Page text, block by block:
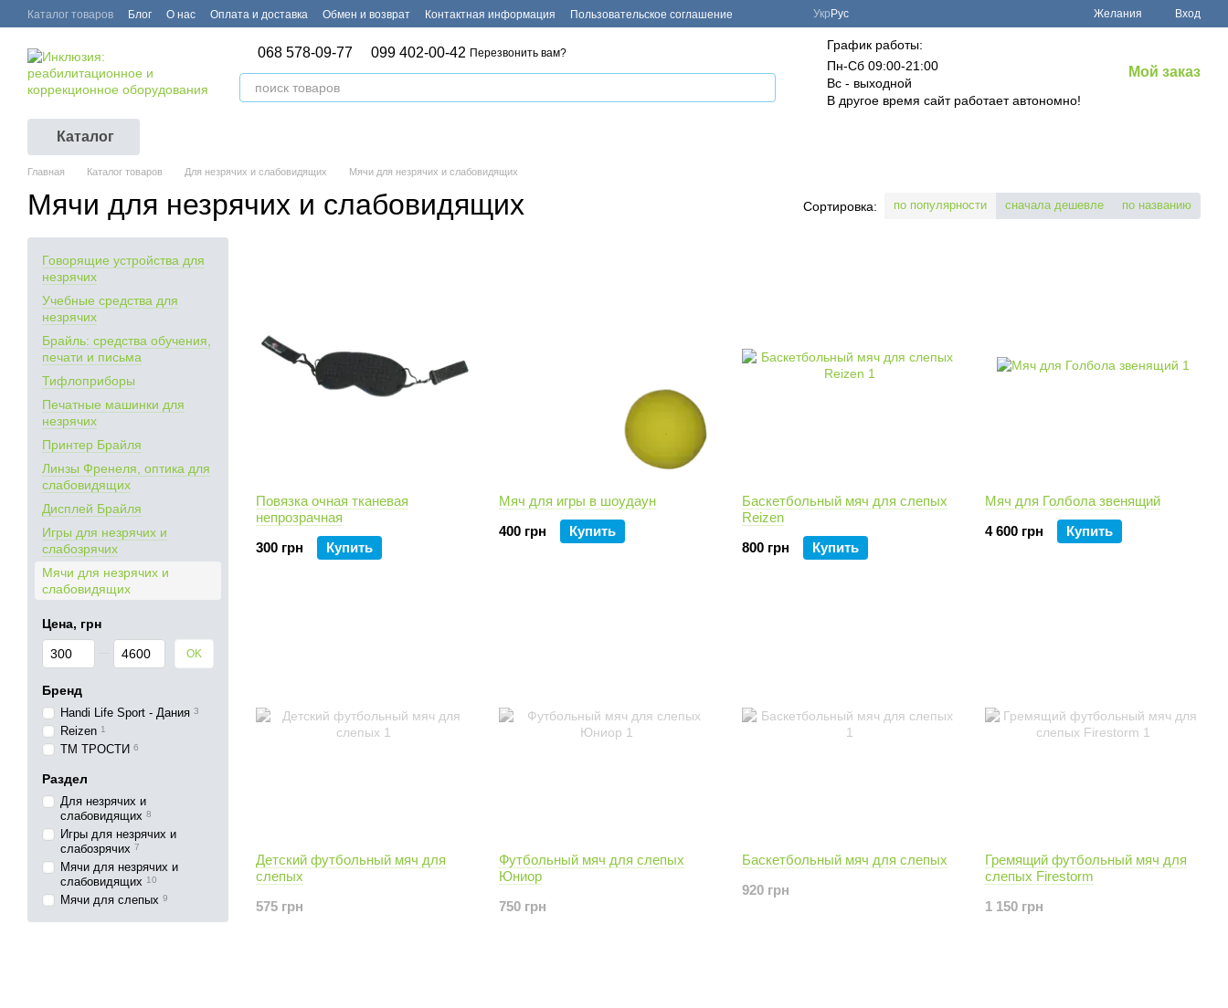
Перейти к основному контенту
Каталог товаров Блог О нас Оплата и доставка Обмен и возврат Контактная информация Пользовательское соглашение Укр Рус Желания Вход
068 578-09-77 099 402-00-42 Перезвонить вам?
График работы:
Пн-Сб 09:00-21:00
Вс - выходной
В другое время сайт работает автономно!
Мой заказ
Каталог
Главная Каталог товаров Для незрячих и слабовидящих Мячи для незрячих и слабовидящих
Мячи для незрячих и слабовидящих Сортировка: по популярности сначала дешевле по названию
Повязка очная тканевая
непрозрачная
300 грн
Купить
Мяч для игры в шоудаун
400 грн
Купить
Баскетбольный мяч для слепых
Reizen
800 грн
Купить
Мяч для Голбола звенящий
4 600 грн
Купить
Детский футбольный мяч для
слепых
575 грн
Футбольный мяч для слепых
Юниор
750 грн
Баскетбольный мяч для слепых
920 грн
Гремящий футбольный мяч для
слепых Firestorm
1 150 грн
Говорящие устройства для
незрячих
Учебные средства для
незрячих
Брайль: средства обучения,
печати и письма
Тифлоприборы
Печатные машинки для
незрячих
Принтер Брайля
Линзы Френеля, оптика для
слабовидящих
Дисплей Брайля
Игры для незрячих и
слабозрячих
Мячи для незрячих и
слабовидящих
Цена, грн
От Цена, грн
До Цена, грн OK
Бренд
Handi Life Sport - Дания 3
Reizen 1
ТМ ТРОСТИ 6
Раздел
Для незрячих и
слабовидящих 8
Игры для незрячих и
слабозрячих 7
Мячи для незрячих и
слабовидящих 10
Мячи для слепых 9